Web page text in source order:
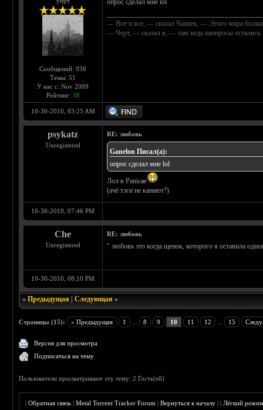
Сообщений: 936
Темы: 51
У нас с: Nov 2009
Рейтинг: 38
опрос сделал мне lol
— Вот и все, — сказал Чапаев, — Этого мира
— Черт, — сказал я, — там ведь папиросы
10-30-2010, 03:25 AM
psykatz
Unregistered
RE: любовь
Ganelon Писал(а):
опрос сделал мне lol
Лол в Panicaе
(ачё тэги не канают?)
10-30-2010, 07:46 PM
Che
Unregistered
RE: любовь
" любовь это когда щенок, которого я оставила
10-30-2010, 08:10 PM
«Предыдущая |Следующая »
Страницы (15): « Предыдущая 1 8 9 10 11 12 15
Версия для просмотра
Подписаться на тему
Пользователи просматривают эту тему: 2 Гость(ей)
|Обратная связь |Metal Torrent Tracker Forum |Вернуться к началу ||Лёгкий